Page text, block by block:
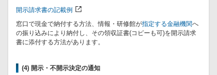
開示請求書の記載例
窓口で現金で納付する方法、情報・研修館が指定する金融機関へ
の振り込みにより納付し、その領収証書(コピーも可)を開示請求
書に添付する方法があります。
(4) 開示・不開示決定の通知